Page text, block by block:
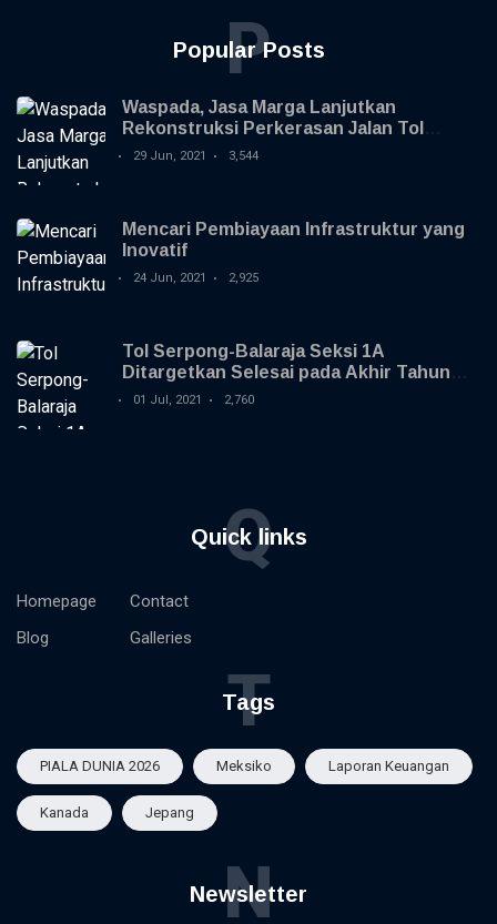
Popular Posts
P
Waspada, Jasa Marga Lanjutkan
Rekonstruksi Perkerasan Jalan Tol
Jagorawi
29 Jun, 2021 3,544
Mencari Pembiayaan Infrastruktur yang
Inovatif
24 Jun, 2021 2,925
Tol Serpong-Balaraja Seksi 1A
Ditargetkan Selesai pada Akhir Tahun
2021
01 Jul, 2021 2,760
Quick links
Q
Homepage
Blog
Contact
Galleries
Tags
T
PIALA DUNIA 2026 Meksiko Laporan Keuangan
Kanada Jepang
Newsletter
N